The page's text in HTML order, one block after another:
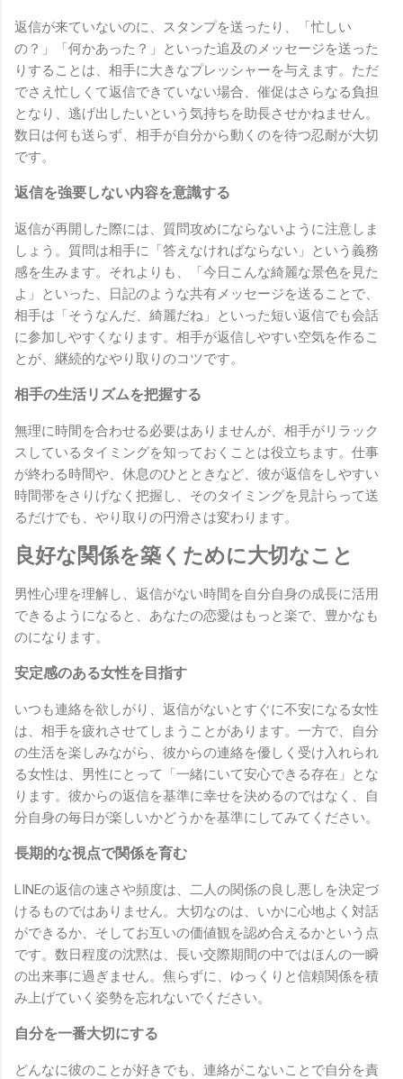
返信が来ていないのに、スタンプを送ったり、「忙しい
の？」「何かあった？」といった追及のメッセージを送った
りすることは、相手に大きなプレッシャーを与えます。ただ
でさえ忙しくて返信できていない場合、催促はさらなる負担
となり、逃げ出したいという気持ちを助長させかねません。
数日は何も送らず、相手が自分から動くのを待つ忍耐が大切
です。
返信を強要しない内容を意識する
返信が再開した際には、質問攻めにならないように注意しま
しょう。質問は相手に「答えなければならない」という義務
感を生みます。それよりも、「今日こんな綺麗な景色を見た
よ」といった、日記のような共有メッセージを送ることで、
相手は「そうなんだ、綺麗だね」といった短い返信でも会話
に参加しやすくなります。相手が返信しやすい空気を作るこ
とが、継続的なやり取りのコツです。
相手の生活リズムを把握する
無理に時間を合わせる必要はありませんが、相手がリラック
スしているタイミングを知っておくことは役立ちます。仕事
が終わる時間や、休息のひとときなど、彼が返信をしやすい
時間帯をさりげなく把握し、そのタイミングを見計らって送
るだけでも、やり取りの円滑さは変わります。
良好な関係を築くために大切なこと
男性心理を理解し、返信がない時間を自分自身の成長に活用
できるようになると、あなたの恋愛はもっと楽で、豊かなも
のになります。
安定感のある女性を目指す
いつも連絡を欲しがり、返信がないとすぐに不安になる女性
は、相手を疲れさせてしまうことがあります。一方で、自分
の生活を楽しみながら、彼からの連絡を優しく受け入れられ
る女性は、男性にとって「一緒にいて安心できる存在」とな
ります。彼からの返信を基準に幸せを決めるのではなく、自
分自身の毎日が楽しいかどうかを基準にしてみてください。
長期的な視点で関係を育む
LINEの返信の速さや頻度は、二人の関係の良し悪しを決定づ
けるものではありません。大切なのは、いかに心地よく対話
ができるか、そしてお互いの価値観を認め合えるかという点
です。数日程度の沈黙は、長い交際期間の中ではほんの一瞬
の出来事に過ぎません。焦らずに、ゆっくりと信頼関係を積
み上げていく姿勢を忘れないでください。
自分を一番大切にする
どんなに彼のことが好きでも、連絡がこないことで自分を責